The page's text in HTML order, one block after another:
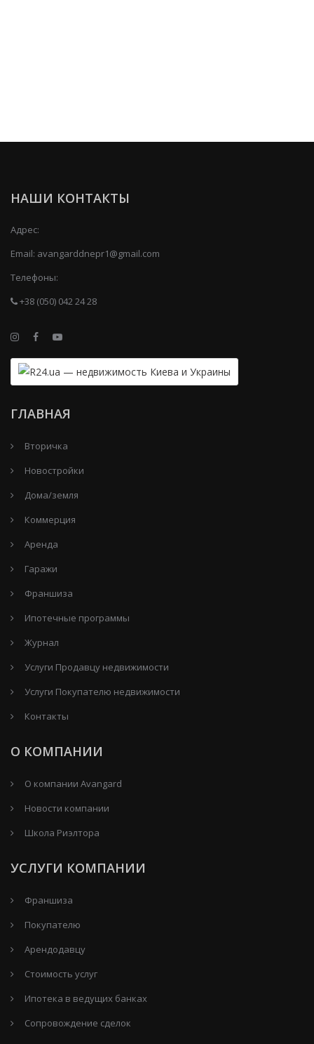
НАШИ КОНТАКТЫ
Адрес:
Email: avangarddnepr1@gmail.com
Телефоны:
+38 (050) 042 24 28
ГЛАВНАЯ
Вторичка
Новостройки
Дома/земля
Коммерция
Аренда
Гаражи
Франшиза
Ипотечные программы
Журнал
Услуги Продавцу недвижимости
Услуги Покупателю недвижимости
Контакты
О КОМПАНИИ
О компании Avangard
Новости компании
Школа Риэлтора
УСЛУГИ КОМПАНИИ
Франшиза
Покупателю
Арендодавцу
Стоимость услуг
Ипотека в ведущих банках
Сопровождение сделок